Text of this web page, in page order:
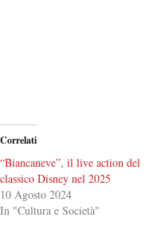
Correlati
“Biancaneve”, il live action del
classico Disney nel 2025
10 Agosto 2024
In "Cultura e Società"